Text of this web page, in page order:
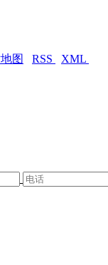
图 RSS XML